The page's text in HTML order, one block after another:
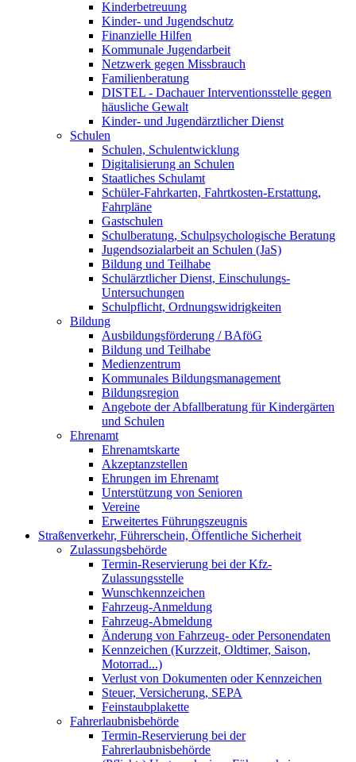
Kinderbetreuung
Kinder- und Jugendschutz
Finanzielle Hilfen
Kommunale Jugendarbeit
Netzwerk gegen Missbrauch
Familienberatung
DISTEL - Dachauer Interventionsstelle gegen
häusliche Gewalt
Kinder- und Jugendärztlicher Dienst
Schulen
Schulen, Schulentwicklung
Digitalisierung an Schulen
Staatliches Schulamt
Schüler-Fahrkarten, Fahrtkosten-Erstattung,
Fahrpläne
Gastschulen
Schulberatung, Schulpsychologische Beratung
Jugendsozialarbeit an Schulen (JaS)
Bildung und Teilhabe
Schulärztlicher Dienst, Einschulungs-
Untersuchungen
Schulpflicht, Ordnungswidrigkeiten
Bildung
Ausbildungsförderung / BAföG
Bildung und Teilhabe
Medienzentrum
Kommunales Bildungsmanagement
Bildungsregion
Angebote der Abfallberatung für Kindergärten
und Schulen
Ehrenamt
Ehrenamtskarte
Akzeptanzstellen
Ehrungen im Ehrenamt
Unterstützung von Senioren
Vereine
Erweitertes Führungszeugnis
Straßenverkehr, Führerschein, Öffentliche Sicherheit
Zulassungsbehörde
Termin-Reservierung bei der Kfz-
Zulassungsstelle
Wunschkennzeichen
Fahrzeug-Anmeldung
Fahrzeug-Abmeldung
Änderung von Fahrzeug- oder Personendaten
Kennzeichen (Kurzzeit, Oldtimer, Saison,
Motorrad...)
Verlust von Dokumenten oder Kennzeichen
Steuer, Versicherung, SEPA
Feinstaubplakette
Fahrerlaubnisbehörde
Termin-Reservierung bei der
Fahrerlaubnisbehörde